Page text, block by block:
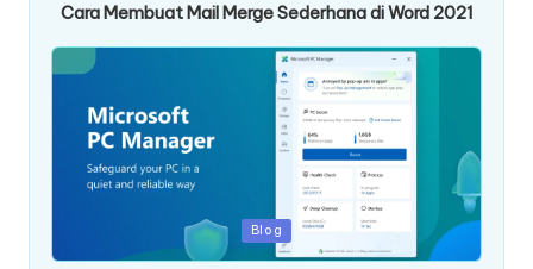
Cara Membuat Mail Merge Sederhana di Word 2021
Blog